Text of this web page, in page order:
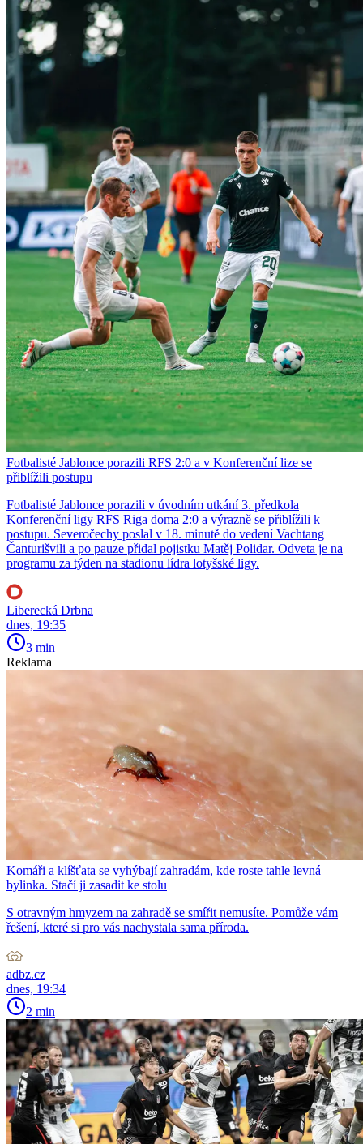
Fotbalisté Jablonce porazili RFS 2:0 a v Konferenční lize se
přiblížili postupu
Fotbalisté Jablonce porazili v úvodním utkání 3. předkola
Konferenční ligy RFS Riga doma 2:0 a výrazně se přiblížili k
postupu. Severočechy poslal v 18. minutě do vedení Vachtang
Čanturišvili a po pauze přidal pojistku Matěj Polidar. Odveta je na
programu za týden na stadionu lídra lotyšské ligy.
Liberecká Drbna
dnes, 19:35
3 min
Reklama
Komáři a klíšťata se vyhýbají zahradám, kde roste tahle levná
bylinka. Stačí ji zasadit ke stolu
S otravným hmyzem na zahradě se smířit nemusíte. Pomůže vám
řešení, které si pro vás nachystala sama příroda.
adbz.cz
dnes, 19:34
2 min